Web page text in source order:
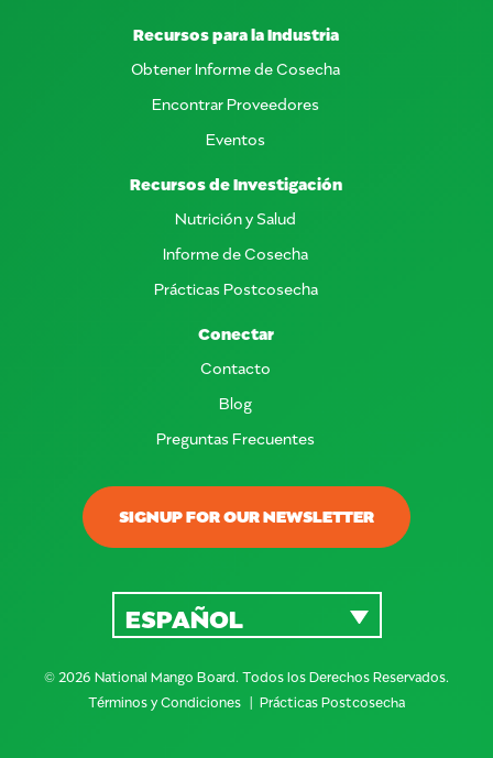
SIGNUP FOR OUR NEWSLETTER
Recursos para la Industria
Obtener Informe de Cosecha
Encontrar Proveedores
Eventos
Recursos de Investigación
Nutrición y Salud
Informe de Cosecha
Prácticas Postcosecha
Conectar
Contacto
Blog
Preguntas Frecuentes
© 2026 National Mango Board. Todos los Derechos Reservados.
Términos y Condiciones
Prácticas Postcosecha
ESPAÑOL